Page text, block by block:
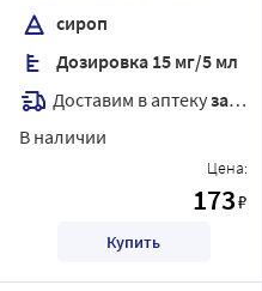
сироп
Дозировка 15 мг/5 мл
Доставим в аптекузавтра
В наличии
Цена:
173₽
Купить